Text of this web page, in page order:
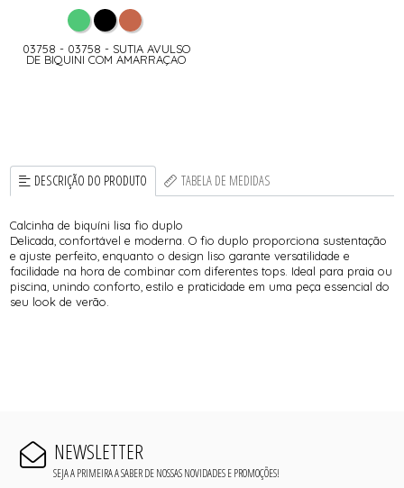
03758 - 03758 - SUTIA AVULSO
DE BIQUINI COM AMARRAÇAO
DESCRIÇÃO DO PRODUTO TABELA DE MEDIDAS
Calcinha de biquíni lisa fio duplo
Delicada, confortável e moderna. O fio duplo proporciona sustentação
e ajuste perfeito, enquanto o design liso garante versatilidade e
facilidade na hora de combinar com diferentes tops. Ideal para praia ou
piscina, unindo conforto, estilo e praticidade em uma peça essencial do
seu look de verão.
NEWSLETTER
SEJA A PRIMEIRA A SABER DE NOSSAS NOVIDADES E PROMOÇÕES!